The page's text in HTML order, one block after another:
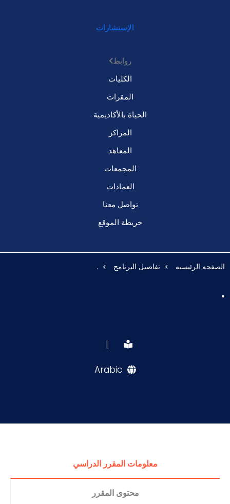
الإستشارات
روابط
الكليات
المقرات
الحياة بالأكاديمية
المراكز
المعاهد
المجمعات
العمادات
تواصل معنا
خريطة الموقع
الصفحه الرئيسيه تفاصيل البرنامج .
.
|
Arabic
معلومات المقرر الدراسي
محتوى المقرر